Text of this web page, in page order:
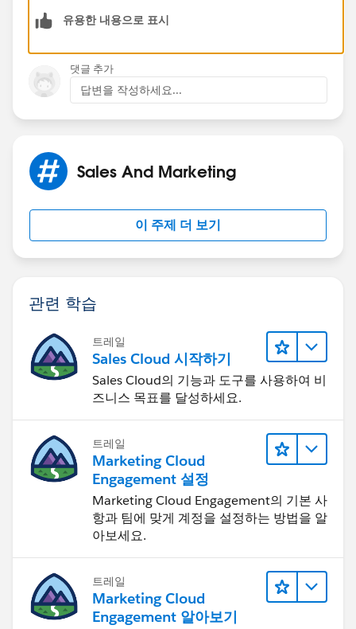
Regards,유용한 내용으로 표시
댓글 추가
답변을 작성하세요...
Sales And Marketing
이 주제 더 보기
관련 학습
트레일
Sales Cloud 시작하기
Sales Cloud의 기능과 도구를 사용하여 비
즈니스 목표를 달성하세요.
트레일
Marketing Cloud
Engagement 설정
Marketing Cloud Engagement의 기본 사
항과 팀에 맞게 계정을 설정하는 방법을 알
아보세요.
트레일
Marketing Cloud
Engagement 알아보기